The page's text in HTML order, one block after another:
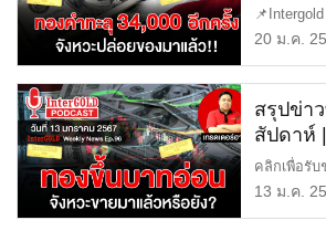
| ราคาท
ราคา
ข่าวทองคำ
20 ม.ค.
สรุปข่า
สัปดาห์
| ราคาท
คลิกเพื่อรับ
Weekly
13 ม.ค.